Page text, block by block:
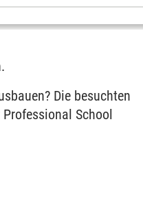
Die besuchten
Professional School